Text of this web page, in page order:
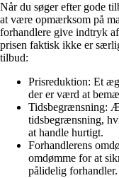
Når du søger efter gode
at være opmærksom på
forhandlere give indtryk
prisen faktisk ikke er
tilbud:
Prisreduktion: Et
der er værd at
Tidsbegrænsning:
tidsbegrænsning,
at handle hurtigt.
Forhandlerens
omdømme for at
pålidelig forhandler.